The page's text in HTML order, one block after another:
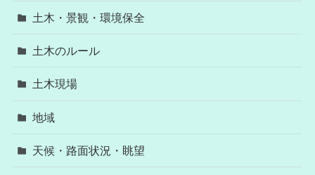
土木・景観・環境保全
土木のルール
土木現場
地域
天候・路面状況・眺望